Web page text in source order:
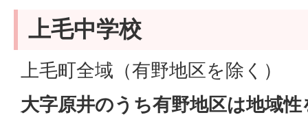
上毛中学校
上毛町全域（有野地区を除く）
大字原井のうち有野地区は地域